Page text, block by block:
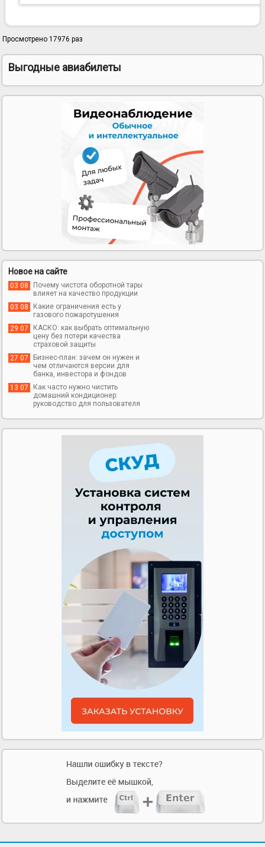
Просмотрено 17976 раз
Выгодные авиабилеты
Новое на сайте
03 08
Почему чистота оборотной тары
влияет на качество продукции
03 08
Какие ограничения есть у
газового пожаротушения
29 07
КАСКО: как выбрать оптимальную
цену без потери качества
страховой защиты
27 07
Бизнес-план: зачем он нужен и
чем отличаются версии для
банка, инвестора и фондов
13 07
Как часто нужно чистить
домашний кондиционер:
руководство для пользователя